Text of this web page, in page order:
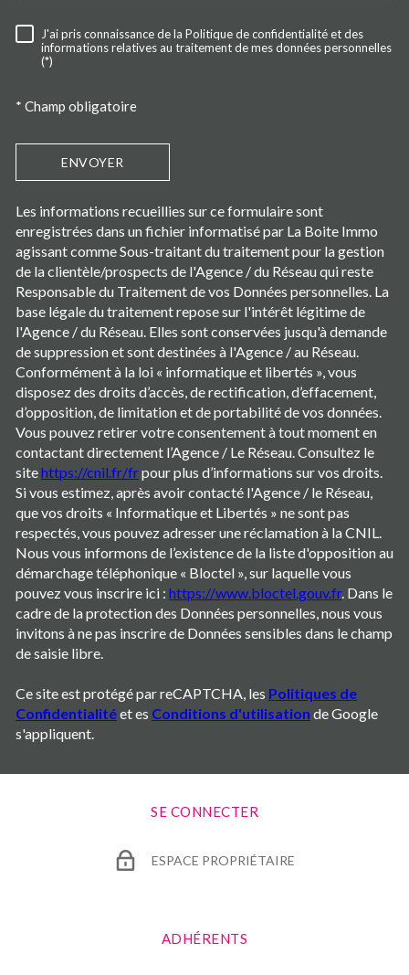
RÈGLEMENTATION
J'ai pris connaissance de la Politique de confidentialité et des
informations relatives au traitement de mes données personnelles
(*)
* Champ obligatoire
ENVOYER
Les informations recueillies sur ce formulaire sont
enregistrées dans un fichier informatisé par La Boite Immo
agissant comme Sous-traitant du traitement pour la gestion
de la clientèle/prospects de l'Agence / du Réseau qui reste
Responsable du Traitement de vos Données personnelles. La
base légale du traitement repose sur l'intérêt légitime de
l'Agence / du Réseau. Elles sont conservées jusqu'à demande
de suppression et sont destinées à l'Agence / au Réseau.
Conformément à la loi « informatique et libertés », vous
disposez des droits d’accès, de rectification, d’effacement,
d’opposition, de limitation et de portabilité de vos données.
Vous pouvez retirer votre consentement à tout moment en
contactant directement l’Agence / Le Réseau. Consultez le
sitehttps://cnil.fr/frpour plus d’informations sur vos droits.
Si vous estimez, après avoir contacté l'Agence / le Réseau,
que vos droits « Informatique et Libertés » ne sont pas
respectés, vous pouvez adresser une réclamation à la CNIL.
Nous vous informons de l’existence de la liste d'opposition au
démarchage téléphonique « Bloctel », sur laquelle vous
pouvez vous inscrire ici : https://www.bloctel.gouv.fr. Dans le
cadre de la protection des Données personnelles, nous vous
invitons à ne pas inscrire de Données sensibles dans le champ
de saisie libre.
Ce site est protégé par reCAPTCHA, les Politiques de
Confidentialitéet es Conditions d'utilisation de Google
s'appliquent.
SE CONNECTER
ESPACE PROPRIÉTAIRE
ADHÉRENTS